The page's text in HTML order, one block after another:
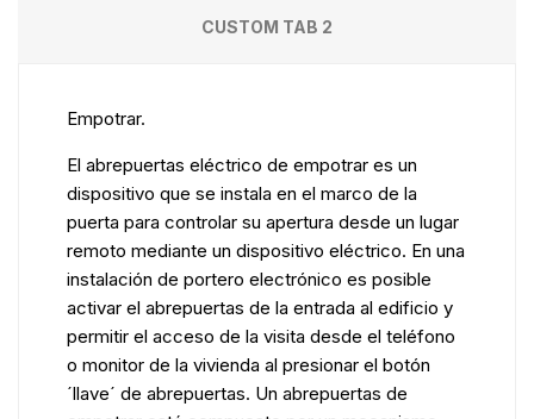
CUSTOM TAB 2
Empotrar.
El abrepuertas eléctrico de empotrar es un
dispositivo que se instala en el marco de la
puerta para controlar su apertura desde un lugar
remoto mediante un dispositivo eléctrico. En una
instalación de portero electrónico es posible
activar el abrepuertas de la entrada al edificio y
permitir el acceso de la visita desde el teléfono
o monitor de la vivienda al presionar el botón
´llave´ de abrepuertas. Un abrepuertas de